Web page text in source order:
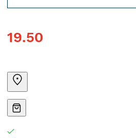
19.50